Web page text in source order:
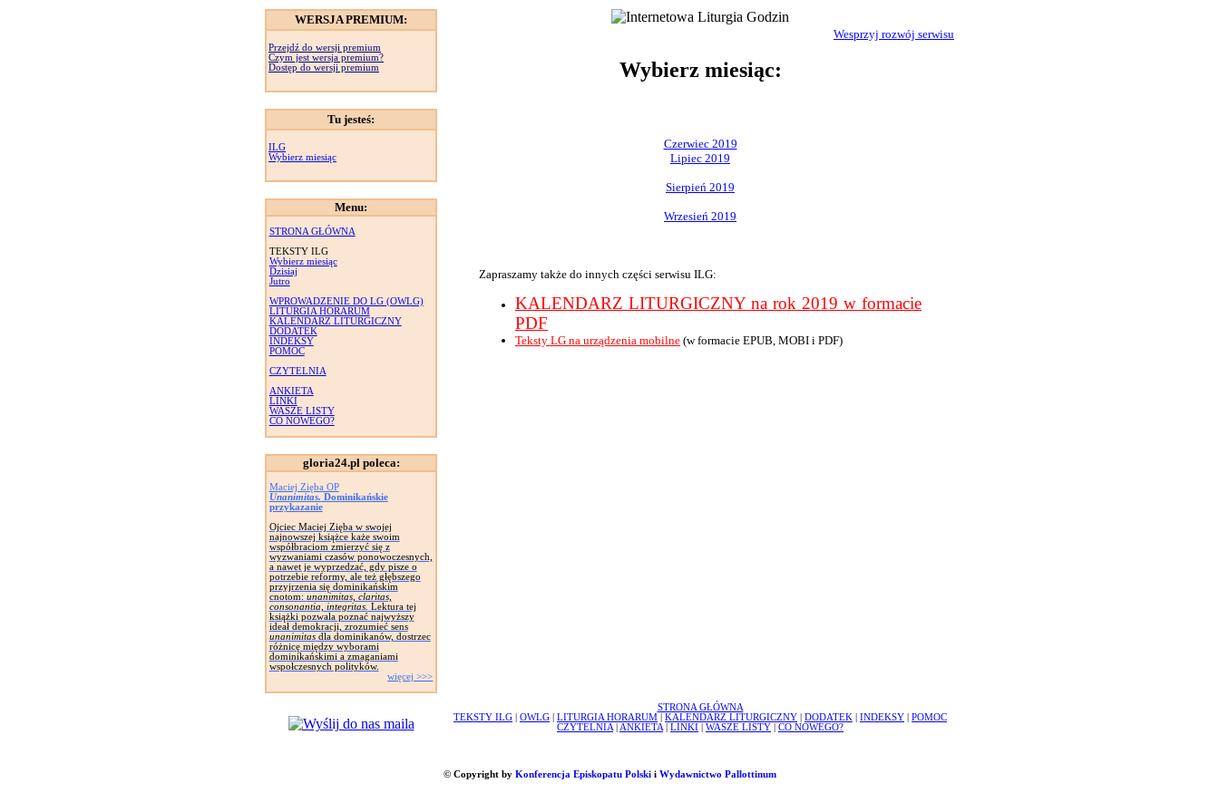
WERSJA PREMIUM:
Przejdź do wersji premium
Czym jest wersja premium?
Dostęp do wersji premium
Tu jesteś:
ILG
Wybierz miesiąc
Menu:
STRONA GŁÓWNA
TEKSTY ILG
Wybierz miesiąc
Dzisiaj
Jutro
WPROWADZENIE DO LG (OWLG)
LITURGIA HORARUM
KALENDARZ LITURGICZNY
DODATEK
INDEKSY
POMOC
CZYTELNIA
ANKIETA
LINKI
WASZE LISTY
CO NOWEGO?
gloria24.pl poleca:
Maciej Zięba OP
Unanimitas. Dominikańskie
przykazanie
Ojciec Maciej Zięba w swojej
najnowszej książce każe swoim
współbraciom zmierzyć się z
wyzwaniami czasów ponowoczesnych,
a nawet je wyprzedzać, gdy pisze o
potrzebie reformy, ale też głębszego
przyjrzenia się dominikańskim
cnotom: unanimitas, claritas,
consonantia, integritas. Lektura tej
książki pozwala poznać najwyższy
ideał demokracji, zrozumieć sens
unanimitasdla dominikanów, dostrzec
różnicę między wyborami
dominikańskimi a zmaganiami
wspołczesnych polityków.
więcej >>>
Wesprzyj rozwój serwisu
Wybierz miesiąc:
Czerwiec 2019
Lipiec 2019
Sierpień 2019
Wrzesień 2019
Zapraszamy także do innych części serwisu ILG:
KALENDARZ LITURGICZNY na rok 2019 w formacie
PDF
Teksty LG na urządzenia mobilne (w formacie EPUB, MOBI i PDF)
STRONA GŁÓWNA
TEKSTY ILG
OWLG LITURGIA HORARUM KALENDARZ LITURGICZNY DODATEK INDEKSY
POMOC
CZYTELNIA
ANKIETA LINKI WASZE LISTY CO NOWEGO?
© Copyright by Konferencja Episkopatu Polskii Wydawnictwo Pallottinum